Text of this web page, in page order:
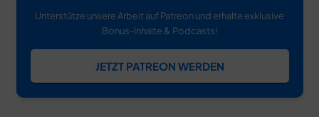
Unterstütze unsere Arbeit auf Patreon und erhalte exklusive
Bonus-Inhalte & Podcasts!
JETZT PATREON WERDEN